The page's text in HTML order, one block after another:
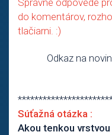
do komentárov,
tlačiarni. :)
Odkaz na
Súťažná otázka :
Akou tenkou